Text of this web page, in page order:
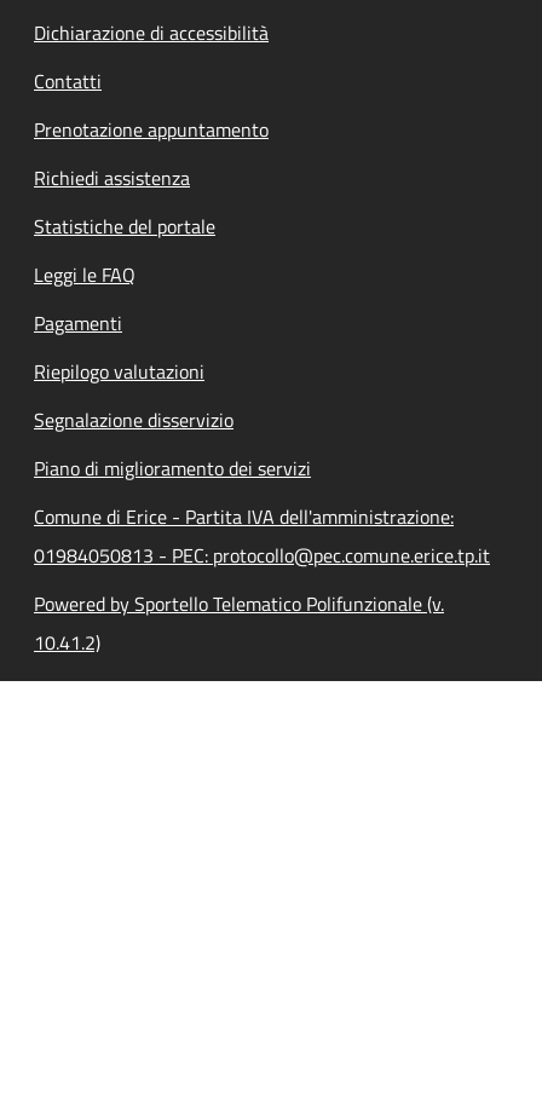
Dichiarazione di accessibilità
Contatti
Prenotazione appuntamento
Richiedi assistenza
Statistiche del portale
Leggi le FAQ
Pagamenti
Riepilogo valutazioni
Segnalazione disservizio
Piano di miglioramento dei servizi
Comune di Erice - Partita IVA dell'amministrazione:
01984050813 - PEC: protocollo@pec.comune.erice.tp.it
Powered by Sportello Telematico Polifunzionale (v.
10.41.2)